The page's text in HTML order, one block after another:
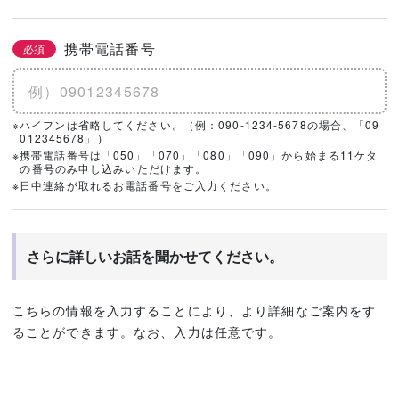
必須 携帯電話番号
※ハイフンは省略してください。（例：090-1234-5678の場合、「09
012345678」）
※携帯電話番号は「050」「070」「080」「090」から始まる11ケタ
の番号のみ申し込みいただけます。
※日中連絡が取れるお電話番号をご入力ください。
さらに詳しいお話を聞かせてください。
こちらの情報を入力することにより、より詳細なご案内をす
ることができます。なお、入力は任意です。